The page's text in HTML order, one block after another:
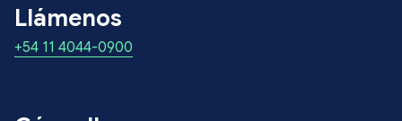
Llámenos
+54 11 4044-0900